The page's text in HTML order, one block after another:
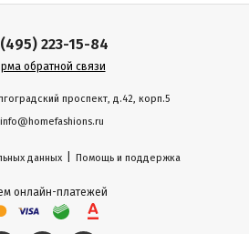
223-15-84
обратной связи
проспект, д.42, корп.5
info@homefashions.ru
данных Помощь и поддержка
онлайн-платежей